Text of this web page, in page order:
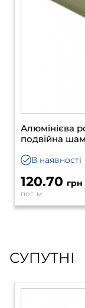
Алюмінієва
подвійна
В наявності
120.70 грн
пог. м
СУПУТНІ